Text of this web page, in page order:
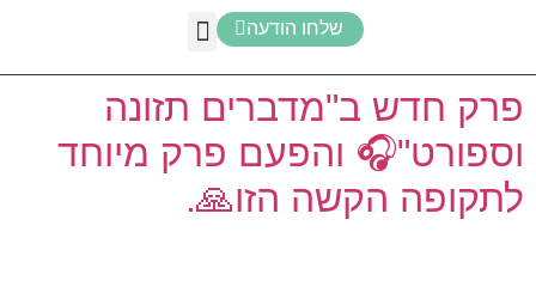
שלחו הודעה
פרק חדש ב"מדברים תזונה
וספורט"🎧 והפעם פרק מיוחד
לתקופה הקשה הזו🙏.